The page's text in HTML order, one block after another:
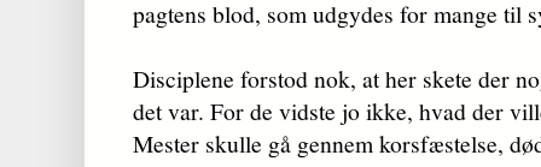
pagtens blod, som udgydes for mange til
Disciplene forstod nok, at her skete der
det var. For de vidste jo ikke, hvad der
Mester skulle gå gennem korsfæstelse,